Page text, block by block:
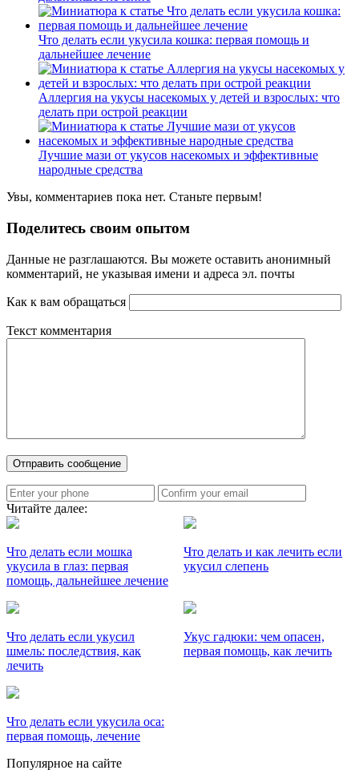
Что делать если укусила кошка: первая помощь и
дальнейшее лечение
Аллергия на укусы насекомых у детей и взрослых: что
делать при острой реакции
Лучшие мази от укусов насекомых и эффективные
народные средства
Увы, комментариев пока нет. Станьте первым!
Поделитесь своим опытом
Данные не разглашаются. Вы можете оставить анонимный
комментарий, не указывая имени и адреса эл. почты
Как к вам обращаться
Текст комментария
Читайте далее:
Что делать если мошка
укусила в глаз: первая
помощь, дальнейшее лечение
Что делать и как лечить если
укусил слепень
Что делать если укусил
шмель: последствия, как
лечить
Укус гадюки: чем опасен,
первая помощь, как лечить
Что делать если укусила оса:
первая помощь, лечение
Популярное на сайте